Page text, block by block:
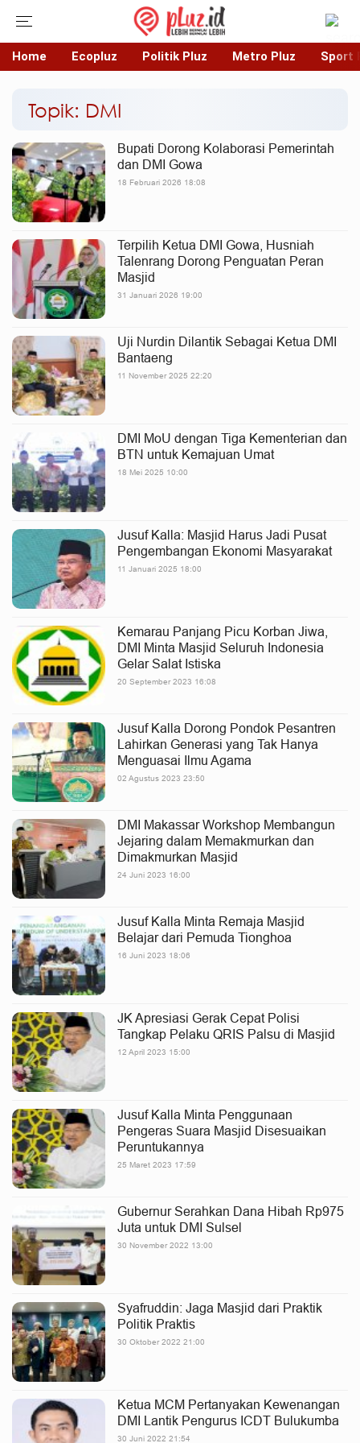
Home Ecopluz Politik Pluz Metro Pluz Sport
Topik: DMI
Bupati Dorong Kolaborasi Pemerintah
dan DMI Gowa
18 Februari 2026 18:08
Terpilih Ketua DMI Gowa, Husniah
Talenrang Dorong Penguatan Peran
Masjid
31 Januari 2026 19:00
Uji Nurdin Dilantik Sebagai Ketua DMI
Bantaeng
11 November 2025 22:20
DMI MoU dengan Tiga Kementerian dan
BTN untuk Kemajuan Umat
18 Mei 2025 10:00
Jusuf Kalla: Masjid Harus Jadi Pusat
Pengembangan Ekonomi Masyarakat
11 Januari 2025 18:00
Kemarau Panjang Picu Korban Jiwa,
DMI Minta Masjid Seluruh Indonesia
Gelar Salat Istiska
20 September 2023 16:08
Jusuf Kalla Dorong Pondok Pesantren
Lahirkan Generasi yang Tak Hanya
Menguasai Ilmu Agama
02 Agustus 2023 23:50
DMI Makassar Workshop Membangun
Jejaring dalam Memakmurkan dan
Dimakmurkan Masjid
24 Juni 2023 16:00
Jusuf Kalla Minta Remaja Masjid
Belajar dari Pemuda Tionghoa
16 Juni 2023 18:06
JK Apresiasi Gerak Cepat Polisi
Tangkap Pelaku QRIS Palsu di Masjid
12 April 2023 15:00
Jusuf Kalla Minta Penggunaan
Pengeras Suara Masjid Disesuaikan
Peruntukannya
25 Maret 2023 17:59
Gubernur Serahkan Dana Hibah Rp975
Juta untuk DMI Sulsel
30 November 2022 13:00
Syafruddin: Jaga Masjid dari Praktik
Politik Praktis
30 Oktober 2022 21:00
Ketua MCM Pertanyakan Kewenangan
DMI Lantik Pengurus ICDT Bulukumba
30 Juni 2022 21:54